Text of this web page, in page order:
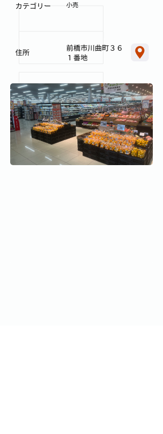
小売
カテゴリー
前橋市川曲町３６
１番地
住所